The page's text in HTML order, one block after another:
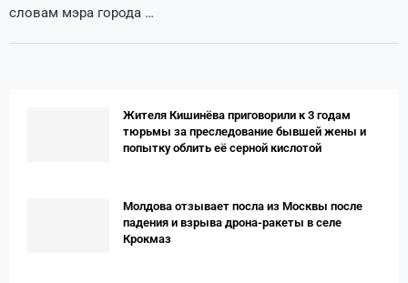
словам мэра города …
Жителя Кишинёва приговорили к 3 годам
тюрьмы за преследование бывшей жены и
попытку облить её серной кислотой
Молдова отзывает посла из Москвы после
падения и взрыва дрона-ракеты в селе
Крокмаз